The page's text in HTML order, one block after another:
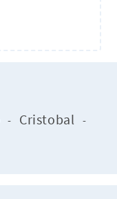
- Cristobal -